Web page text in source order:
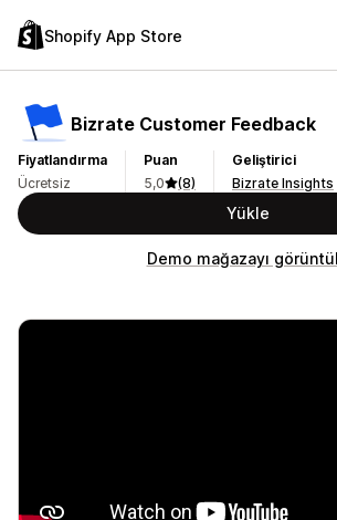
Shopify App Store
Bizrate Customer Feedback
Fiyatlandırma
Ücretsiz
Puan
5,0
(8)
Geliştirici
Bizrate Insights
Yükle
Demo mağazayı